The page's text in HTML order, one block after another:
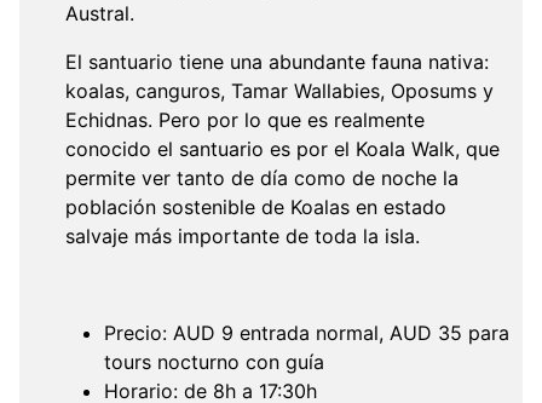
Austral.
El santuario tiene una abundante fauna nativa:
koalas, canguros, Tamar Wallabies, Oposums y
Echidnas. Pero por lo que es realmente
conocido el santuario es por el Koala Walk, que
permite ver tanto de día como de noche la
población sostenible de Koalas en estado
salvaje más importante de toda la isla.
Precio: AUD 9 entrada normal, AUD 35 para
tours nocturno con guía
Horario: de 8h a 17:30h